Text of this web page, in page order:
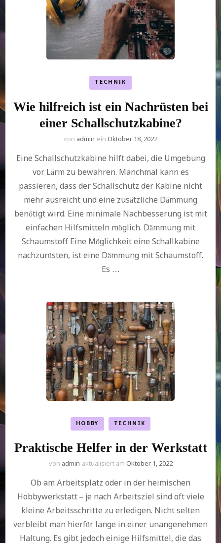
TECHNIK
Wie hilfreich ist ein Nachrüsten bei
einer Schallschutzkabine?
von admin ein Oktober 18, 2022
Eine Schallschutzkabine hilft dabei, die Umgebung
vor Lärm zu bewahren. Manchmal kann es
passieren, dass der Schallschutz der Kabine nicht
mehr ausreicht und eine zusätzliche Dämmung
benötigt wird. Eine minimale Nachbesserung ist mit
einfachen Hilfsmitteln möglich. Dämmung mit
Schaumstoff Eine Möglichkeit eine Schallkabine
nachzurüsten, ist eine Dämmung mit Schaumstoff.
Es …
HOBBY TECHNIK
Praktische Helfer in der Werkstatt
von admin aktualisiert am Oktober 1, 2022
Ob am Arbeitsplatz oder in der heimischen
Hobbywerkstatt – je nach Arbeitsziel sind oft viele
kleine Arbeitsschritte zu erledigen. Nicht selten
verbleibt man hierfür lange in einer unangenehmen
Haltung. Es gibt jedoch einige Hilfsmittel, die das